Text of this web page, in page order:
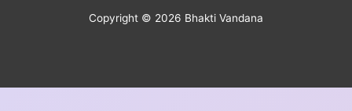
Copyright © 2026 Bhakti Vandana